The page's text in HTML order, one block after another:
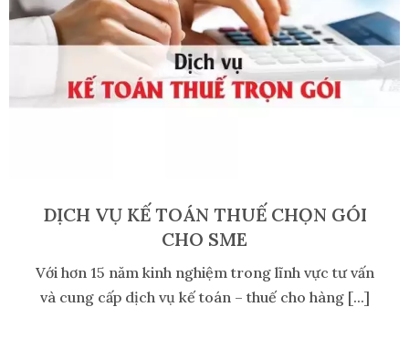
DỊCH VỤ KẾ TOÁN THUẾ CHỌN GÓI
CHO SME
Với hơn 15 năm kinh nghiệm trong lĩnh vực tư vấn
và cung cấp dịch vụ kế toán – thuế cho hàng [...]